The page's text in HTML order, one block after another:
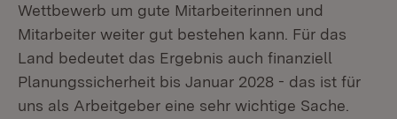
Wettbewerb um gute Mitarbeiterinnen und
Mitarbeiter weiter gut bestehen kann. Für das
Land bedeutet das Ergebnis auch finanziell
Planungssicherheit bis Januar 2028 - das ist für
uns als Arbeitgeber eine sehr wichtige Sache.